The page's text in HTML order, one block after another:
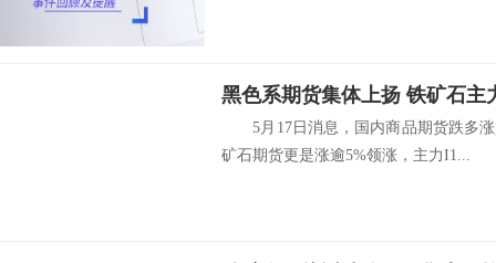
黑色系期货集体上扬 铁矿石主
5月17日消息，国内商品期货跌多涨
矿石期货更是涨逾5%领涨，主力I1...